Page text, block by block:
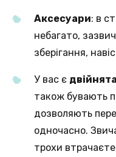
Аксесуари: в
небагато,
зберігання,
У вас є двійнята
також бувають
дозволяють
одночасно.
трохи